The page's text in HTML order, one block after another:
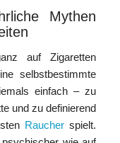
Mythen
auf Zigaretten
selbstbestimmte
einfach – zu
und zu definierend
Raucher spielt.